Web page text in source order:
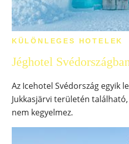
KÜLÖNLEGES HOTELEK
Jéghotel
Az Icehotel Svédország egyik
Jukkasjärvi területén
nem kegyelmez.